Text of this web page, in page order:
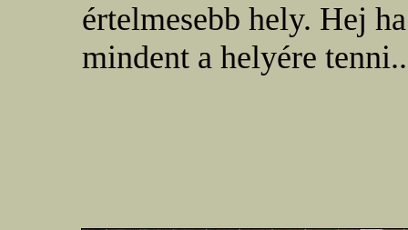
értelmesebb hely. Hej
mindent a helyére